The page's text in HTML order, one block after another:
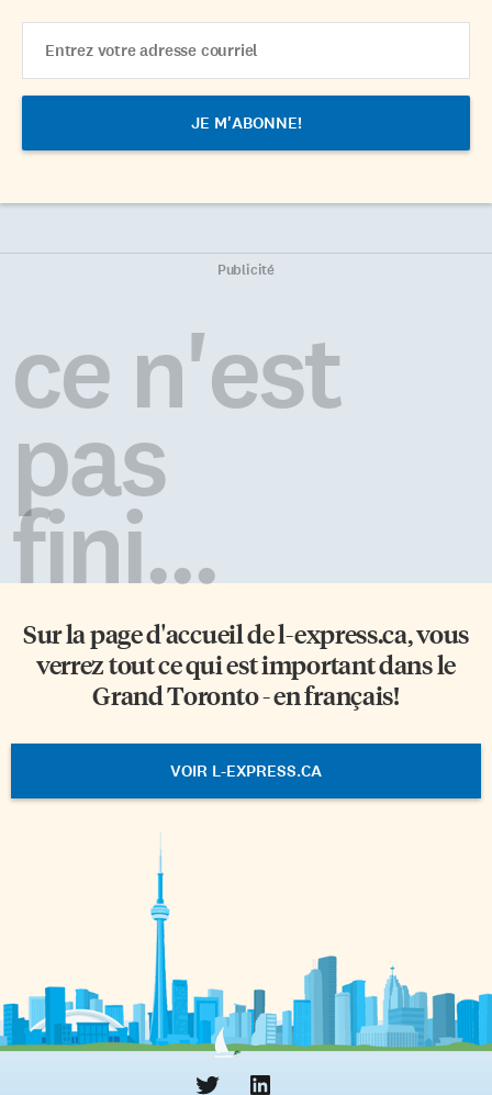
Address
Publicité
ce n'est
pas
fini...
Sur la page d'accueil del-express.ca, vous
verrez tout ce qui est important dans le
Grand Toronto - en français!
VOIR L-EXPRESS.CA